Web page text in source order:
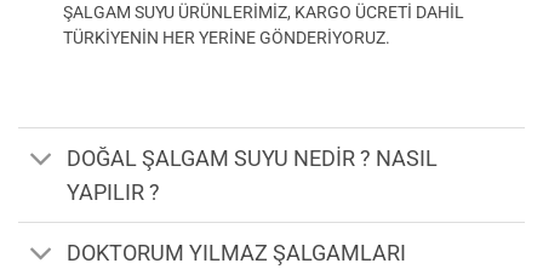
ŞALGAM SUYU ÜRÜNLERİMİZ, KARGO ÜCRETİ DAHİL
TÜRKİYENİN HER YERİNE GÖNDERİYORUZ.
DOĞAL ŞALGAM SUYU NEDİR ? NASIL
YAPILIR ?
DOKTORUM YILMAZ ŞALGAMLARI